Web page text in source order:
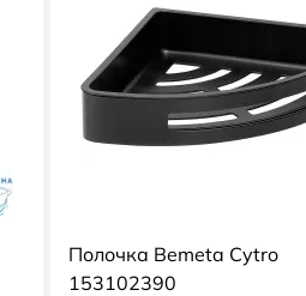
Полочка Bemeta Cytro
153102390